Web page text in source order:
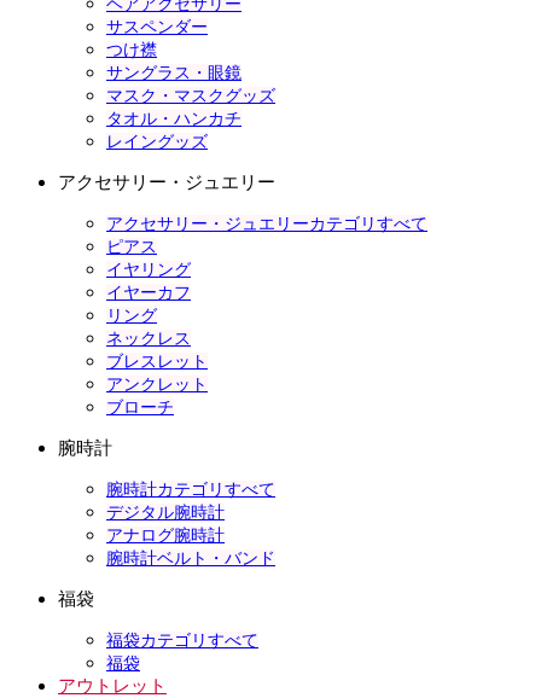
ヘアアクセサリー
サスペンダー
つけ襟
サングラス・眼鏡
マスク・マスクグッズ
タオル・ハンカチ
レイングッズ
アクセサリー・ジュエリー
アクセサリー・ジュエリーカテゴリすべて
ピアス
イヤリング
イヤーカフ
リング
ネックレス
ブレスレット
アンクレット
ブローチ
腕時計
腕時計カテゴリすべて
デジタル腕時計
アナログ腕時計
腕時計ベルト・バンド
福袋
福袋カテゴリすべて
福袋
アウトレット